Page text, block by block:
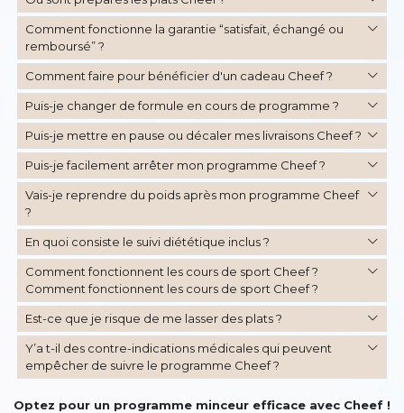
Comment fonctionne la garantie “satisfait, échangé ou
remboursé” ?
Comment faire pour bénéficier d'un cadeau Cheef ?
Puis-je changer de formule en cours de programme ?
Puis-je mettre en pause ou décaler mes livraisons Cheef ?
Puis-je facilement arrêter mon programme Cheef ?
Vais-je reprendre du poids après mon programme Cheef
?
En quoi consiste le suivi diététique inclus ?
Comment fonctionnent les cours de sport Cheef ?
Comment fonctionnent les cours de sport Cheef ?
Est-ce que je risque de me lasser des plats ?
Y’a t-il des contre-indications médicales qui peuvent
empêcher de suivre le programme Cheef ?
Optez pour un programme minceur efficace avec Cheef !